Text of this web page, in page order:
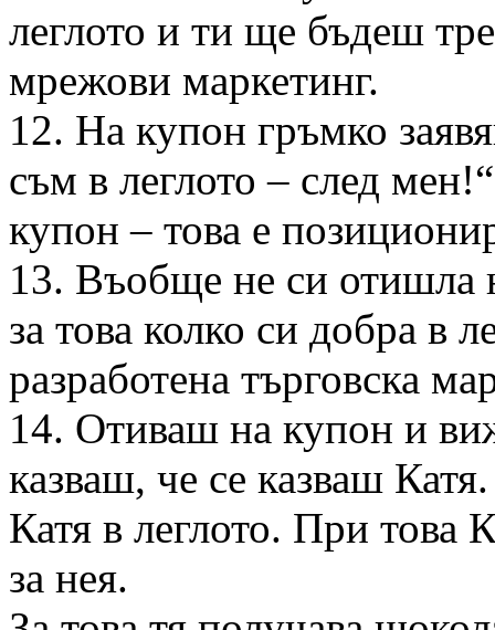
леглото и ти ще бъдеш
мрежови маркетинг.
12. На купон гръмко
съм в леглото – след
купон – това е
13. Въобще не си отишла
за това колко си добра в
разработена търговска
14. Отиваш на купон и
казваш, че се казваш
Катя в леглото. При това
за нея.